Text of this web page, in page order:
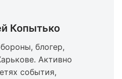
Копытько
блогер,
Активно
события,